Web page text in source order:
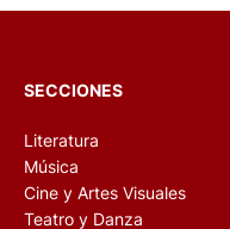
SECCIONES
Literatura
Música
Cine y Artes Visuales
Teatro y Danza